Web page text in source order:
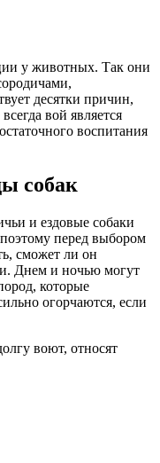
у животных. Так они
десятки причин,
вой является
воспитания
собак
и ездовые собаки
перед выбором
сможет ли он
Днем и ночью могут
которые
огорчаются, если
воют, относят